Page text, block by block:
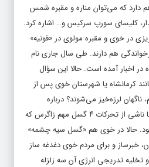
دارد که می‌توان مناره و مقبره شمس
کلیسای سورپ سرکیس و… اشاره کرد.
در خوی و مقبره مولوی در «قونیه»
هم دارند. طی سال جاری نام
و ۱۵۰ پس‌لرزه در اخبار آمده است. حالا این سؤال
کرمانشاه یا شهرستان خوی پس از
ناگهان لرزه‌خیز می‌شوند؟ درباره
کرمانشاه مشخص شد، زلزله‌ها ناشی از تحرکات ۴ گسل مهم زاگرس که
بود. حالا در خوی هم «گسل سیه چشمه»
خبرساز و برای مردم خوی دغدغه ساز
تدریجی انرژی آن سه زلزله